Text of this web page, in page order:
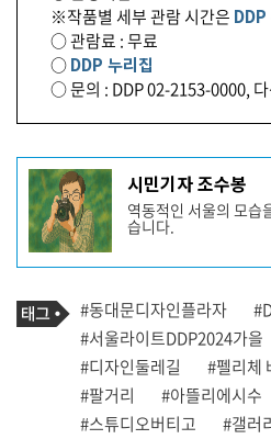
※작품별 세부 관람 시간은
○ 관람료 : 무료
○DDP 누리집
○ 문의 : DDP 02-2153-0000,
기
사
작
성
자
프
필
시민기자 조수봉
역동적인 서울의 모습
습니다.
기
사
관
련
태
그
태
그
#동대문디자인플라자
#서울라이트DDP2024가을
#디자인둘레길
#펠리체
#팔거리
#아뜰리에시수
#스튜디오버티고
#갤러